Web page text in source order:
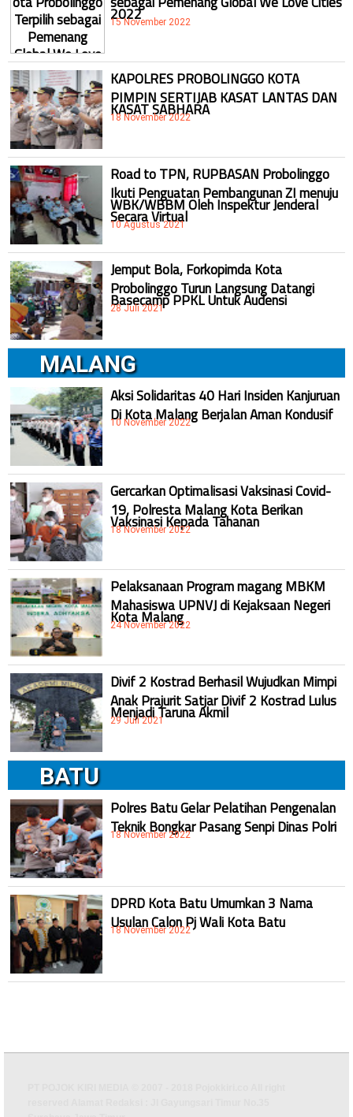
2022
15 November 2022
KAPOLRES PROBOLINGGO KOTA
PIMPIN SERTIJAB KASAT LANTAS DAN
KASAT SABHARA
18 November 2022
Road to TPN, RUPBASAN Probolinggo
Ikuti Penguatan Pembangunan ZI menuju
WBK/WBBM Oleh Inspektur Jenderal
Secara Virtual
10 Agustus 2021
Jemput Bola, Forkopimda Kota
Probolinggo Turun Langsung Datangi
Basecamp PPKL Untuk Audensi
28 Juli 2021
MALANG
Aksi Solidaritas 40 Hari Insiden Kanjuruan
Di Kota Malang Berjalan Aman Kondusif
10 November 2022
Gercarkan Optimalisasi Vaksinasi Covid-
19, Polresta Malang Kota Berikan
Vaksinasi Kepada Tahanan
18 November 2022
Pelaksanaan Program magang MBKM
Mahasiswa UPNVJ di Kejaksaan Negeri
Kota Malang
24 November 2022
Divif 2 Kostrad Berhasil Wujudkan Mimpi
Anak Prajurit Satjar Divif 2 Kostrad Lulus
Menjadi Taruna Akmil
29 Juli 2021
BATU
Polres Batu Gelar Pelatihan Pengenalan
Teknik Bongkar Pasang Senpi Dinas Polri
18 November 2022
DPRD Kota Batu Umumkan 3 Nama
Usulan Calon Pj Wali Kota Batu
18 November 2022